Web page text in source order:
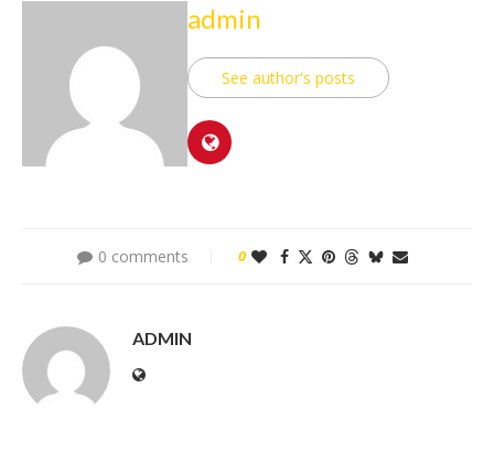
admin
See author's posts
0 comments 0
ADMIN